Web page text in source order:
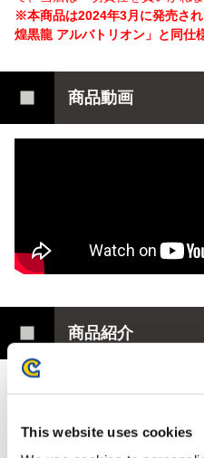
This website uses cookies
※本商品は2024年3月に発売さ
煌黒龍 アルバトリオン」と同仕
商品動画
商品紹介
「モンスターハンター」
ン」再販決定！